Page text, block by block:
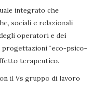
integrato che
sociali e relazionali
operatori e dei
progettazioni "eco-psico-
terapeutico.
il Vs gruppo di lavoro